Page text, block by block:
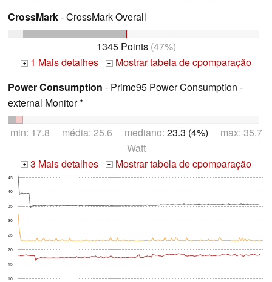
CrossMark- CrossMark Overall
1345 Points(47%)
+ 1 Mais detalhes + Mostrar tabela de cpomparação
Power Consumption - Prime95 Power Consumption -
external Monitor *
min: 17.8 média: 25.6 mediano: 23.3 (4%) max: 35.7
Watt
+ 3 Mais detalhes + Mostrar tabela de cpomparação
10
15
20
25
30
35
40
45